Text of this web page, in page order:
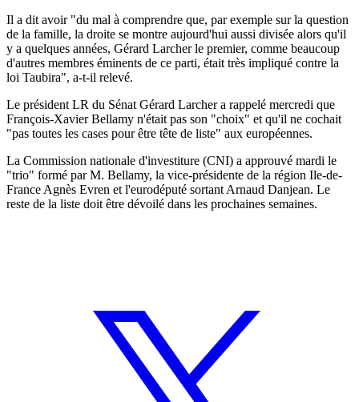
Il a dit avoir "du mal à comprendre que, par exemple sur la question
de la famille, la droite se montre aujourd'hui aussi divisée alors qu'il
y a quelques années, Gérard Larcher le premier, comme beaucoup
d'autres membres éminents de ce parti, était très impliqué contre la
loi Taubira", a-t-il relevé.
Le président LR du Sénat Gérard Larcher a rappelé mercredi que
François-Xavier Bellamy n'était pas son "choix" et qu'il ne cochait
"pas toutes les cases pour être tête de liste" aux européennes.
La Commission nationale d'investiture (CNI) a approuvé mardi le
"trio" formé par M. Bellamy, la vice-présidente de la région Ile-de-
France Agnès Evren et l'eurodéputé sortant Arnaud Danjean. Le
reste de la liste doit être dévoilé dans les prochaines semaines.